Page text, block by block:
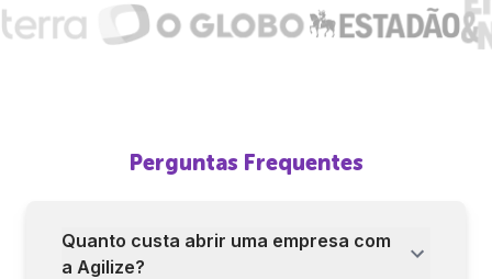
Perguntas Frequentes
Quanto custa abrir uma empresa com
a Agilize?